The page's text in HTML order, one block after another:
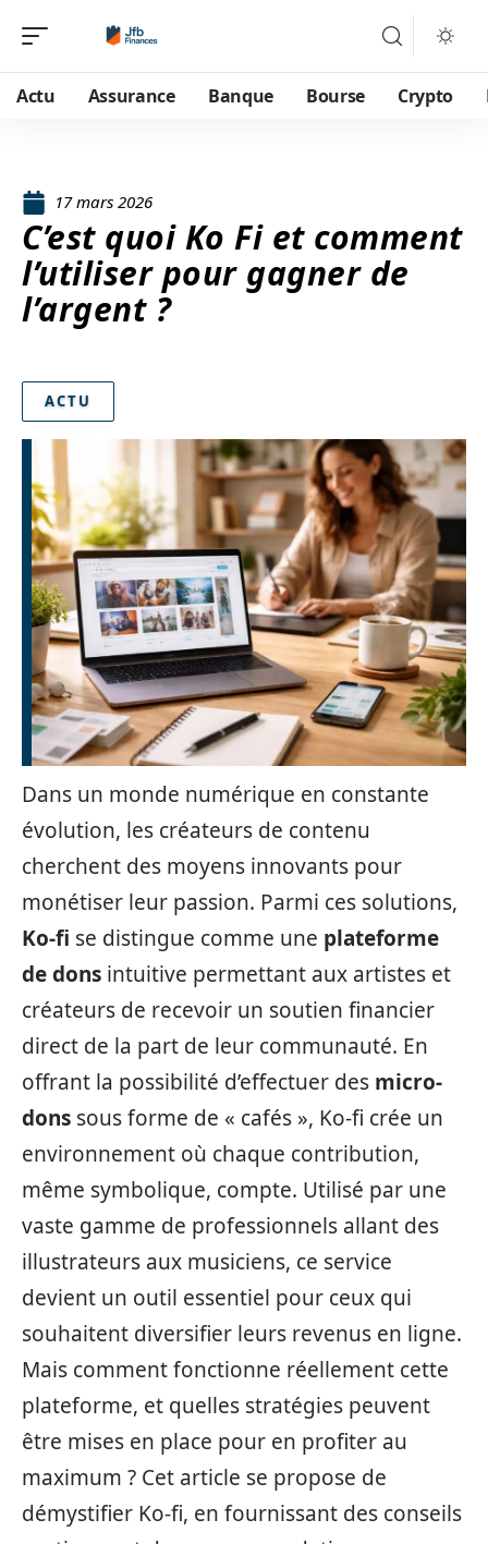
Actu Assurance Banque Bourse Crypto
17 mars 2026
C’est quoi Ko Fi et comment
l’utiliser pour gagner de
l’argent ?
ACTU
Dans un monde numérique en constante
évolution, les créateurs de contenu
cherchent des moyens innovants pour
monétiser leur passion. Parmi ces solutions,
Ko-fi se distingue comme une plateforme
de dons intuitive permettant aux artistes et
créateurs de recevoir un soutien financier
direct de la part de leur communauté. En
offrant la possibilité d’effectuer des micro-
dons sous forme de « cafés », Ko-fi crée un
environnement où chaque contribution,
même symbolique, compte. Utilisé par une
vaste gamme de professionnels allant des
illustrateurs aux musiciens, ce service
devient un outil essentiel pour ceux qui
souhaitent diversifier leurs revenus en ligne.
Mais comment fonctionne réellement cette
plateforme, et quelles stratégies peuvent
être mises en place pour en profiter au
maximum ? Cet article se propose de
démystifier Ko-fi, en fournissant des conseils